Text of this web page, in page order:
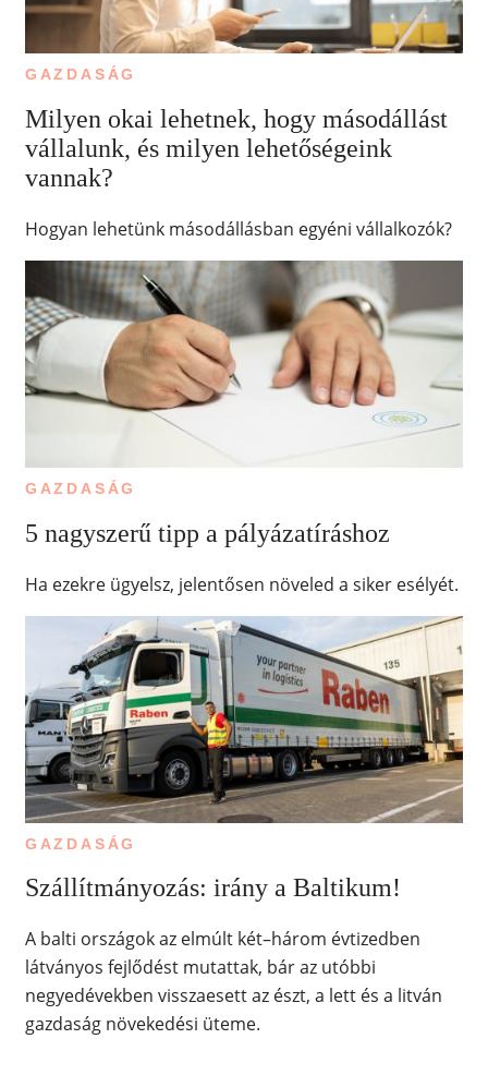
GAZDASÁG
Milyen okai lehetnek, hogy másodállást
vállalunk, és milyen lehetőségeink
vannak?
Hogyan lehetünk másodállásban egyéni vállalkozók?
GAZDASÁG
5 nagyszerű tipp a pályázatíráshoz
Ha ezekre ügyelsz, jelentősen növeled a siker esélyét.
GAZDASÁG
Szállítmányozás: irány a Baltikum!
A balti országok az elmúlt két–három évtizedben
látványos fejlődést mutattak, bár az utóbbi
negyedévekben visszaesett az észt, a lett és a litván
gazdaság növekedési üteme.